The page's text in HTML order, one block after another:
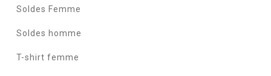
Soldes Femme
Soldes homme
T-shirt femme